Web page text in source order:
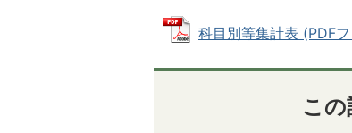
科目別等集計表 (PDF
こ